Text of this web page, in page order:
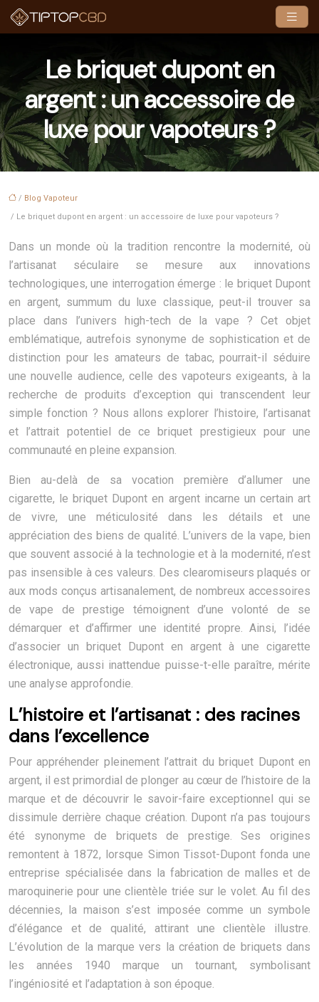
Le briquet dupont en
argent : un accessoire de
luxe pour vapoteurs ?
/ Blog Vapoteur
/ Le briquet dupont en argent : un accessoire de luxe pour vapoteurs ?
Dans un monde où la tradition rencontre la modernité, où
l’artisanat séculaire se mesure aux innovations
technologiques, une interrogation émerge : le briquet Dupont
en argent, summum du luxe classique, peut-il trouver sa
place dans l’univers high-tech de la vape ? Cet objet
emblématique, autrefois synonyme de sophistication et de
distinction pour les amateurs de tabac, pourrait-il séduire
une nouvelle audience, celle des vapoteurs exigeants, à la
recherche de produits d’exception qui transcendent leur
simple fonction ? Nous allons explorer l’histoire, l’artisanat
et l’attrait potentiel de ce briquet prestigieux pour une
communauté en pleine expansion.
Bien au-delà de sa vocation première d’allumer une
cigarette, le briquet Dupont en argent incarne un certain art
de vivre, une méticulosité dans les détails et une
appréciation des biens de qualité. L’univers de la vape, bien
que souvent associé à la technologie et à la modernité, n’est
pas insensible à ces valeurs. Des clearomiseurs plaqués or
aux mods conçus artisanalement, de nombreux accessoires
de vape de prestige témoignent d’une volonté de se
démarquer et d’affirmer une identité propre. Ainsi, l’idée
d’associer un briquet Dupont en argent à une cigarette
électronique, aussi inattendue puisse-t-elle paraître, mérite
une analyse approfondie.
L’histoire et l’artisanat : des racines
dans l’excellence
Pour appréhender pleinement l’attrait du briquet Dupont en
argent, il est primordial de plonger au cœur de l’histoire de la
marque et de découvrir le savoir-faire exceptionnel qui se
dissimule derrière chaque création. Dupont n’a pas toujours
été synonyme de briquets de prestige. Ses origines
remontent à 1872, lorsque Simon Tissot-Dupont fonda une
entreprise spécialisée dans la fabrication de malles et de
maroquinerie pour une clientèle triée sur le volet. Au fil des
décennies, la maison s’est imposée comme un symbole
d’élégance et de qualité, attirant une clientèle illustre.
L’évolution de la marque vers la création de briquets dans
les années 1940 marque un tournant, symbolisant
l’ingéniosité et l’adaptation à son époque.